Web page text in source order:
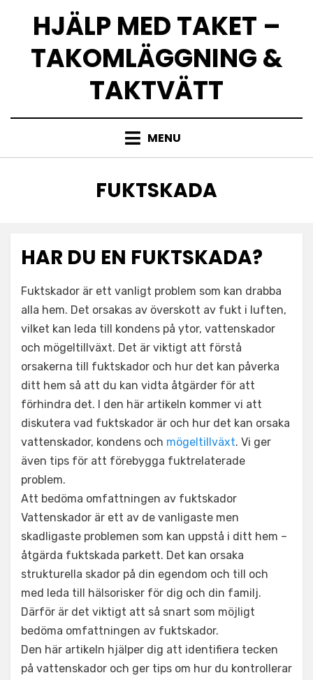
HJÄLP MED TAKET –
TAKOMLÄGGNING &
TAKTVÄTT
MENU
CATEGORY
:
FUKTSKADA
HAR DU EN FUKTSKADA?
Fuktskador är ett vanligt problem som kan drabba
alla hem. Det orsakas av överskott av fukt i luften,
vilket kan leda till kondens på ytor, vattenskador
och mögeltillväxt. Det är viktigt att förstå
orsakerna till fuktskador och hur det kan påverka
ditt hem så att du kan vidta åtgärder för att
förhindra det. I den här artikeln kommer vi att
diskutera vad fuktskador är och hur det kan orsaka
vattenskador, kondens och mögeltillväxt. Vi ger
även tips för att förebygga fuktrelaterade
problem.
Att bedöma omfattningen av fuktskador
Vattenskador är ett av de vanligaste men
skadligaste problemen som kan uppstå i ditt hem –
åtgärda fuktskada parkett. Det kan orsaka
strukturella skador på din egendom och till och
med leda till hälsorisker för dig och din familj.
Därför är det viktigt att så snart som möjligt
bedöma omfattningen av fuktskador.
Den här artikeln hjälper dig att identifiera tecken
på vattenskador och ger tips om hur du kontrollerar